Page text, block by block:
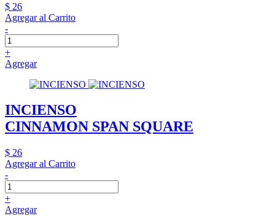
$ 26
Agregar al Carrito
-
+
Agregar
INCIENSO
CINNAMON SPAN SQUARE
$ 26
Agregar al Carrito
-
+
Agregar